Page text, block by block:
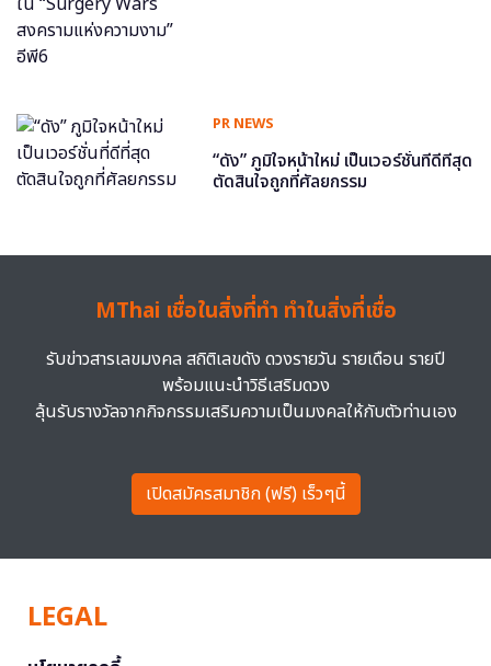
PR NEWS
“ดัง” ภูมิใจหน้าใหม่ เป็นเวอร์ชั่นที่ดีที่สุด
ตัดสินใจถูกที่ศัลยกรรม
MThai เชื่อในสิ่งที่ทำ ทำในสิ่งที่เชื่อ
รับข่าวสารเลขมงคล สถิติเลขดัง ดวงรายวัน รายเดือน รายปี
พร้อมแนะนำวิธีเสริมดวง
ลุ้นรับรางวัลจากกิจกรรมเสริมความเป็นมงคลให้กับตัวท่านเอง
เปิดสมัครสมาชิก (ฟรี) เร็วๆนี้
LEGAL